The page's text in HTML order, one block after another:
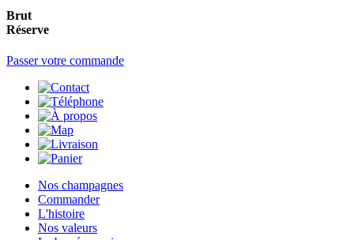
Brut
Réserve
Passer votre commande
Nos champagnes
Commander
L'histoire
Nos valeurs